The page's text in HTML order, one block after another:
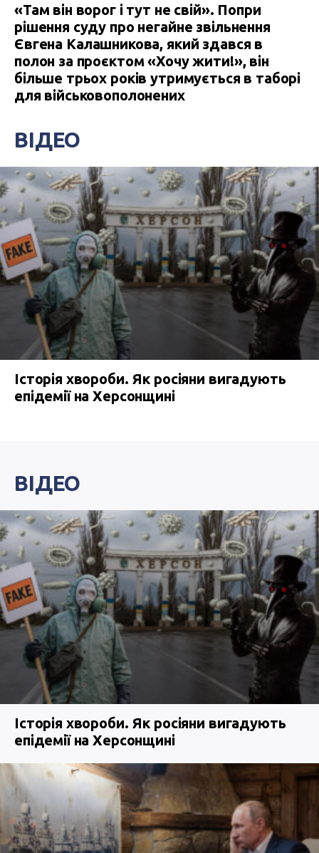
«Там він ворог і тут не свій». Попри
рішення суду про негайне звільнення
Євгена Калашникова, який здався в
полон за проєктом «Хочу жити!», він
більше трьох років утримується в таборі
для військовополонених
ВІДЕО
Історія хвороби. Як росіяни вигадують
епідемії на Херсонщині
ВІДЕО
Історія хвороби. Як росіяни вигадують
епідемії на Херсонщині